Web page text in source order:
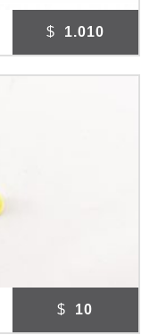
$ 1.010
$ 10